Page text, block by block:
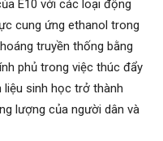
E10 với các loại động
cung ứng ethanol trong
truyền thống bằng
phủ trong việc thúc đẩy
liệu sinh học trở thành
lượng của người dân và